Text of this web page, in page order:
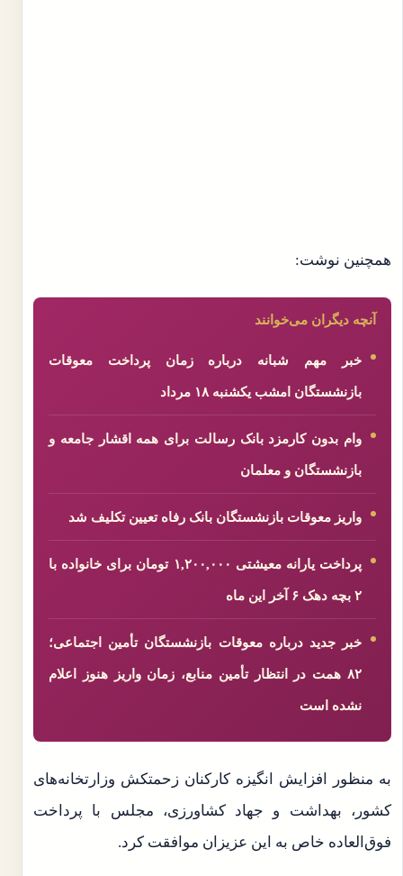
همچنین نوشت:
آنچه دیگران می‌خوانند
خبر مهم شبانه درباره زمان پرداخت معوقات
بازنشستگان امشب یکشنبه ۱۸ مرداد
وام بدون کارمزد بانک رسالت برای همه اقشار جامعه و
بازنشستگان و معلمان
واریز معوقات بازنشستگان بانک رفاه تعیین تکلیف شد
پرداخت یارانه معیشتی ۱,۲۰۰,۰۰۰ تومان برای خانواده با
۲ بچه دهک ۶ آخر این ماه
خبر جدید درباره معوقات بازنشستگان تأمین اجتماعی؛
۸۲ همت در انتظار تأمین منابع، زمان واریز هنوز اعلام
نشده است
به منظور افزایش انگیزه کارکنان زحمتکش وزارتخانه‌های
کشور، بهداشت و جهاد کشاورزی، مجلس با پرداخت
فوق‌العاده خاص به این عزیزان موافقت کرد.